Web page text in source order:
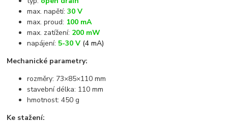
max. napětí:30 V
max. proud: 100 mA
max. zatížení: 200 mW
napájení: 5-30 V (4 mA)
Mechanické parametry:
rozměry: 73×85×110 mm
stavební délka: 110 mm
hmotnost: 450 g
Ke stažení: